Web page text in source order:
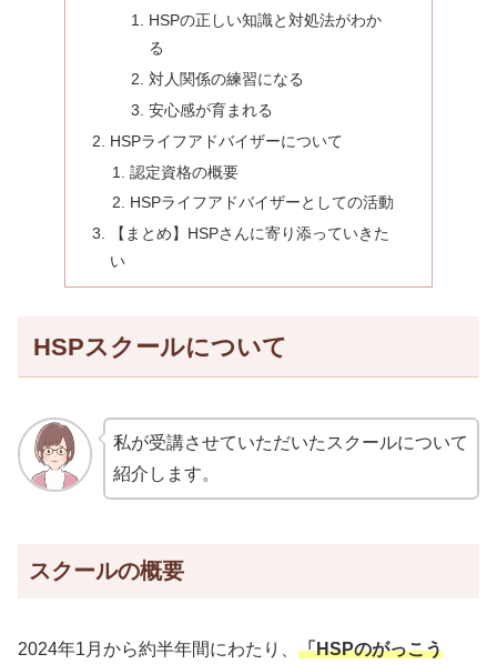
HSPの正しい知識と対処法がわか
る
対人関係の練習になる
安心感が育まれる
HSPライフアドバイザーについて
認定資格の概要
HSPライフアドバイザーとしての活動
【まとめ】HSPさんに寄り添っていきた
い
HSPスクールについて
私が受講させていただいたスクールについて
紹介します。
スクールの概要
2024年1月から約半年間にわたり、 「HSPのがっこう